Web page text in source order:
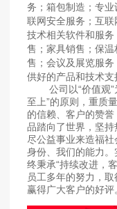
务；箱包制造；专
联网安全服务；互
技术相关软件和服
售；家具销售；保
售；会议及展览服
供好的产品和技术支
公司以“价值观”
至上”的原则，重质
的信赖、客户的赞
品踏向了世界，坚
尽公益事业来造福
身份、我们的能力
终秉承“持续改进，
员工多年的努力，
赢得广大客户的好评